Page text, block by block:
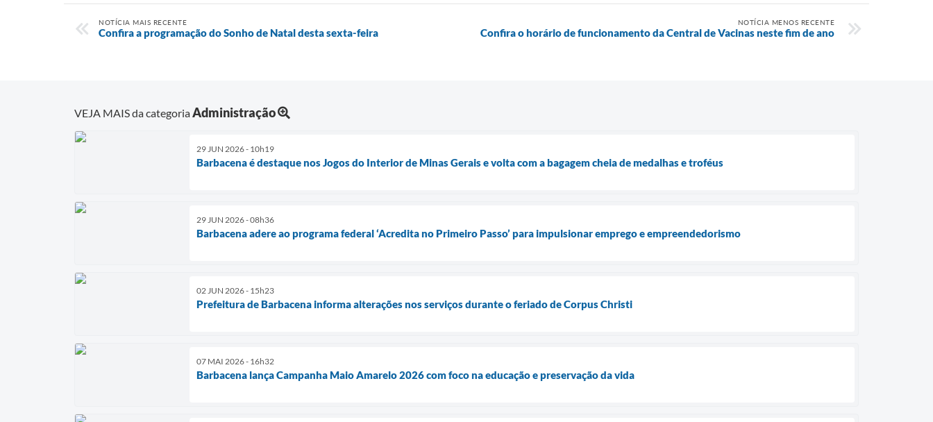
NOTÍCIA MAIS RECENTE
Confira a programação do Sonho de Natal desta sexta-feira
NOTÍCIA MENOS RECENTE
Confira o horário de funcionamento da Central de Vacinas neste fim de ano
VEJA MAIS da categoriaAdministração
29 JUN 2026 - 10h19
Barbacena é destaque nos Jogos do Interior de Minas Gerais e volta com a bagagem cheia de medalhas e troféus
29 JUN 2026 - 08h36
Barbacena adere ao programa federal ‘Acredita no Primeiro Passo’ para impulsionar emprego e empreendedorismo
02 JUN 2026 - 15h23
Prefeitura de Barbacena informa alterações nos serviços durante o feriado de Corpus Christi
07 MAI 2026 - 16h32
Barbacena lança Campanha Maio Amarelo 2026 com foco na educação e preservação da vida